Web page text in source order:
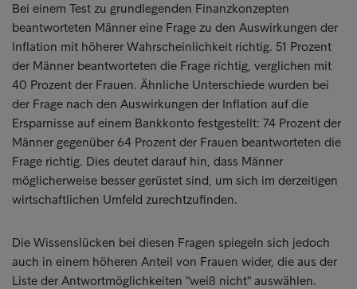
Bei einem Test zu grundlegenden Finanzkonzepten
beantworteten Männer eine Frage zu den Auswirkungen der
Inflation mit höherer Wahrscheinlichkeit richtig. 51 Prozent
der Männer beantworteten die Frage richtig, verglichen mit
40 Prozent der Frauen. Ähnliche Unterschiede wurden bei
der Frage nach den Auswirkungen der Inflation auf die
Ersparnisse auf einem Bankkonto festgestellt: 74 Prozent der
Männer gegenüber 64 Prozent der Frauen beantworteten die
Frage richtig. Dies deutet darauf hin, dass Männer
möglicherweise besser gerüstet sind, um sich im derzeitigen
wirtschaftlichen Umfeld zurechtzufinden.
Die Wissenslücken bei diesen Fragen spiegeln sich jedoch
auch in einem höheren Anteil von Frauen wider, die aus der
Liste der Antwortmöglichkeiten "weiß nicht" auswählen.